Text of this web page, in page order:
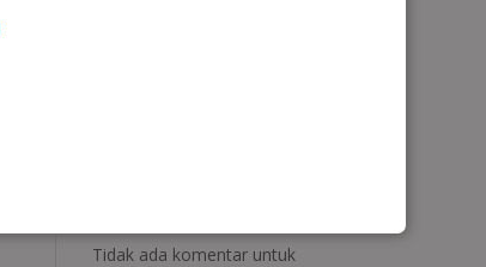
Tidak ada komentar untuk